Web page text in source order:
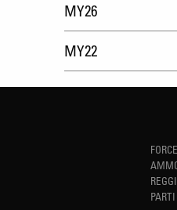
MY26
MY22
PARTI